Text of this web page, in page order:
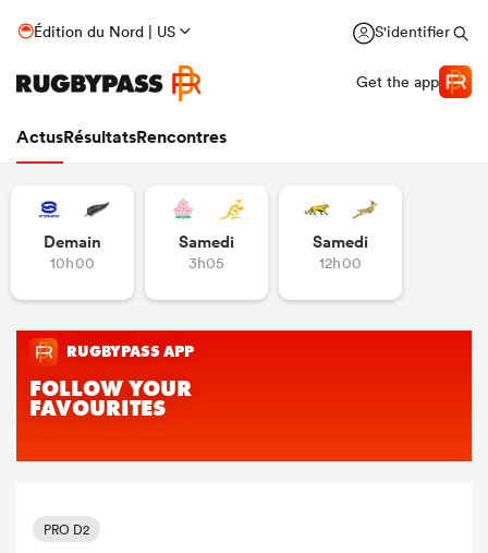
Édition du Nord | US S'identifier
Get the app
ActusRésultatsRencontres
Demain
10h00
Samedi
3h05
Samedi
12h00
PRO D2